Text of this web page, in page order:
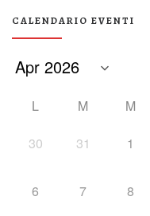
CALENDARIO EVENTI
L M M
30 31 1
6 7 8